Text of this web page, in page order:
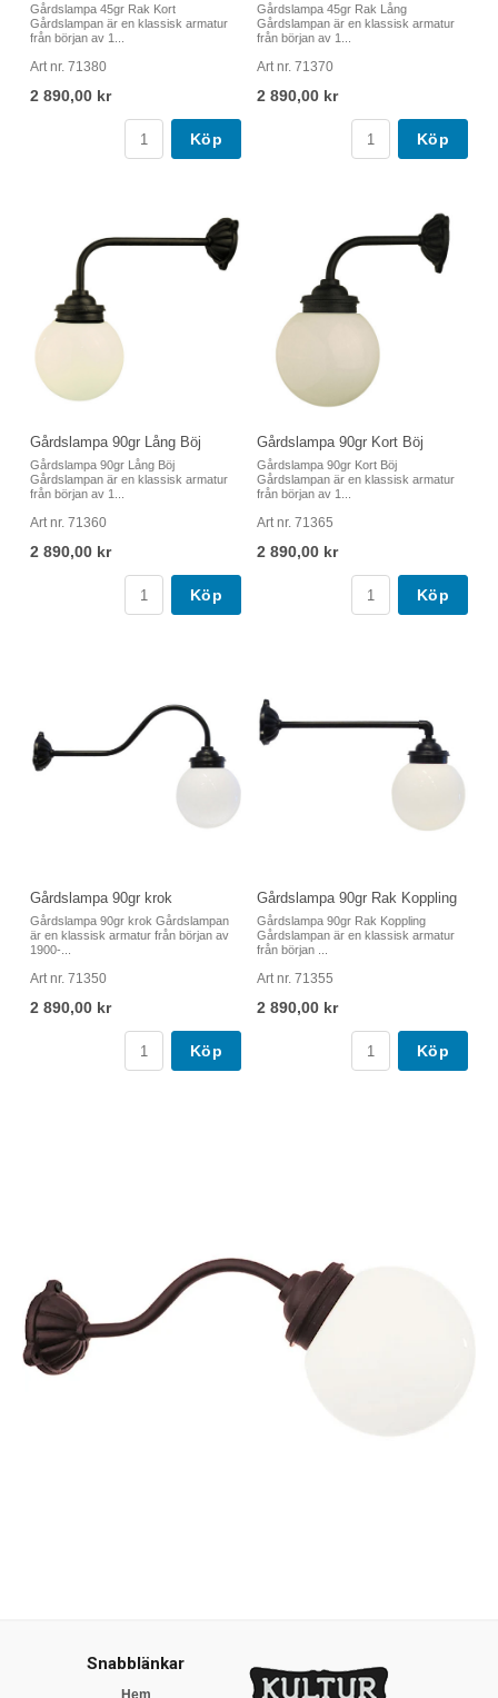
Gårdslampa 45gr Rak Kort
Gårdslampan är en klassisk armatur
från början av 1...
Art nr. 71380
2 890,00 kr
Köp
Gårdslampa 45gr Rak Lång
Gårdslampan är en klassisk armatur
från början av 1...
Art nr. 71370
2 890,00 kr
Köp
Gårdslampa 90gr Lång Böj
Gårdslampa 90gr Lång Böj
Gårdslampan är en klassisk armatur
från början av 1...
Art nr. 71360
2 890,00 kr
Köp
Gårdslampa 90gr Kort Böj
Gårdslampa 90gr Kort Böj
Gårdslampan är en klassisk armatur
från början av 1...
Art nr. 71365
2 890,00 kr
Köp
Gårdslampa 90gr krok
Gårdslampa 90gr krok Gårdslampan
är en klassisk armatur från början av
1900-...
Art nr. 71350
2 890,00 kr
Köp
Gårdslampa 90gr Rak Koppling
Gårdslampa 90gr Rak Koppling
Gårdslampan är en klassisk armatur
från början ...
Art nr. 71355
2 890,00 kr
Köp
Snabblänkar
Hem